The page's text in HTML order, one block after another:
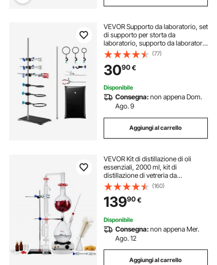
VEVOR Supporto da laboratorio, set
di supporto per storta da
laboratorio, supporto da laboratorio
in acciaio da 60 cm e base in ghisa
da 21 x 13,5 cm, include morsetti
per matracci
(77)
3090€
Disponibile
Consegna:non appena Dom.
Ago. 9
Aggiungi al carrello
VEVOR Kit di distillazione di oli
essenziali, 2000 ml, kit di
distillazione di vetreria da
laboratorio 3.3 Boro con piastra
riscaldante da 1500 W e 24, 40
giunti, set da 28 pezzi
(160)
13990€
Disponibile
Consegna:non appena Mer.
Ago. 12
Aggiungi al carrello